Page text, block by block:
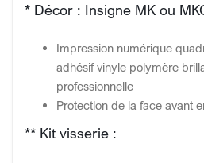
* Décor : Insigne MK ou
Impression numérique
adhésif vinyle polymère
professionnelle
Protection de la face avant
** Kit visserie :